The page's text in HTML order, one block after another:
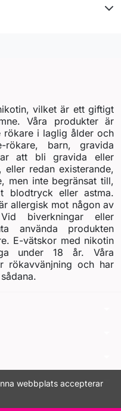
webbplats accepterar
vilket är ett giftigt
Våra produkter är
rökare i laglig ålder och
barn, gravida
att bli gravida eller
redan existerande,
men inte begränsat till,
blodtryck eller astma.
allergisk mot någon av
biverkningar eller
använda produkten
E-vätskor med nikotin
under 18 år. Våra
rökavvänjning och har
arrow_drop_down